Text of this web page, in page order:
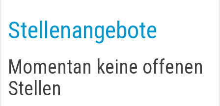
Stellenangebote
Momentan keine offenen
Stellen